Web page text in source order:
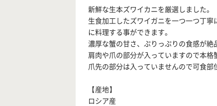
新鮮な生本ズワイカニを厳選しました。
生食加工したズワイガニを一つ一つ丁
に料理する事ができます。
濃厚な蟹の甘さ、ぷりっぷりの食感が絶
肩肉や爪の部分が入っていますので本格
爪先の部分は入っていませんので可食部
【産地】
ロシア産